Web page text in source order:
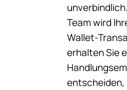
Team wird
Wallet-
erhalten Sie
entscheiden,